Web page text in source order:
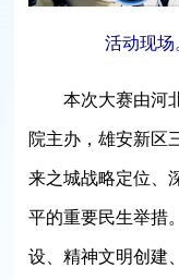
活动现场
本次大赛由河北
院主办，雄安新区
来之城战略定位、
平的重要民生举措
设、精神文明创建